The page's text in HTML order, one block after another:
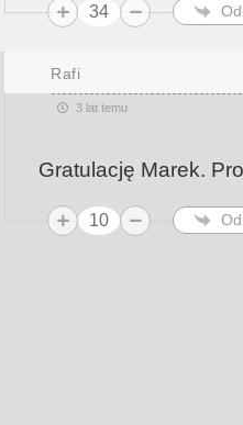
34
Rafi
3 lat temu
Gratulację Marek.
10